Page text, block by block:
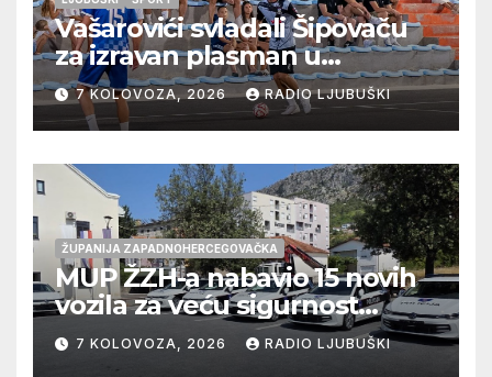
Vašarovići svladali Šipovaču
za izravan plasman u
četvrtfinale, Grab izborio
prolazak dalje, Klobuk ispao,
večeras počinje četvrtfinale
juniora
7 KOLOVOZA, 2026 RADIO LJUBUŠKI
ŽUPANIJA ZAPADNOHERCEGOVAČKA
MUP ŽZH-a nabavio 15 novih
vozila za veću sigurnost
građana i učinkovitiji rad
policije
7 KOLOVOZA, 2026 RADIO LJUBUŠKI